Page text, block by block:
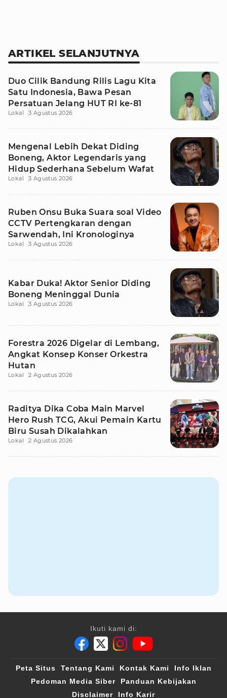
ARTIKEL SELANJUTNYA
Duo Cilik Bandung Rilis Lagu Kita
Satu Indonesia, Bawa Pesan
Persatuan Jelang HUT RI ke-81
Lokal 3 Agustus 2026
Mengenal Lebih Dekat Diding
Boneng, Aktor Legendaris yang
Hidup Sederhana Sebelum Wafat
Lokal 3 Agustus 2026
Ruben Onsu Buka Suara soal Video
CCTV Pertengkaran dengan
Sarwendah, Ini Kronologinya
Lokal 3 Agustus 2026
Kabar Duka! Aktor Senior Diding
Boneng Meninggal Dunia
Lokal 3 Agustus 2026
Forestra 2026 Digelar di Lembang,
Angkat Konsep Konser Orkestra
Hutan
Lokal 2 Agustus 2026
Raditya Dika Coba Main Marvel
Hero Rush TCG, Akui Pemain Kartu
Biru Susah Dikalahkan
Lokal 2 Agustus 2026
Ikuti kami di:
Peta Situs Tentang Kami Kontak Kami
Info Iklan
Pedoman Media Siber
Panduan Kebijakan
Disclaimer
Info Karir